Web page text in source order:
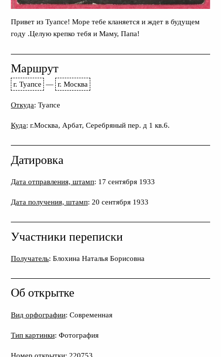
Привет из Туапсе! Море тебе кланяется и ждет в будущем
году .Целую крепко тебя и Маму, Папа!
Маршрут
г. Туапсе — г. Москва
Откуда: Туапсе
Куда: г.Москва, Арбат, Серебряный пер. д 1 кв.6.
Датировка
Дата отправления, штамп: 17 сентября 1933
Дата получения, штамп: 20 сентября 1933
Участники переписки
Получатель: Блохина Наталья Борисовна
Об открытке
Вид орфографии: Современная
Тип картинки: Фотография
Номер открытки: 220753